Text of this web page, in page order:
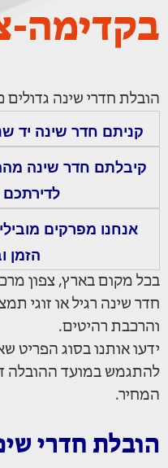
בקדימה-
הובלת חדרי שינה
קניתם חדר שינה יד
קיבלתם חדר שינה
לדירתכם
אנחנו מפרקים
הזמן
בכל מקום בארץ, צפון
חדר שינה רגיל או זוגי
והרכבת רהיטים.
ידעו אותנו בסוג הפריט
להתגמש במועד ההובלה
המחיר.
הובלת חדרי